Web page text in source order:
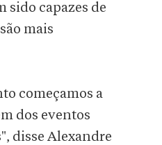
sido capazes de
mais
começamos a
dos eventos
disse Alexandre